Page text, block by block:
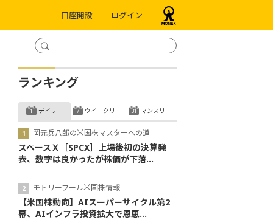
口座開設 ログイン
ランキング
デイリー
岡元兵八郎の米国株マスターへの道
スペースＸ［SPCX］上場後初の決算発
表、数字は良かったが株価が下落...
モトリーフール米国株情報
【米国株動向】AIスーパーサイクル第2
幕、AIインフラ投資拡大で恩恵...
ウイークリー マンスリー